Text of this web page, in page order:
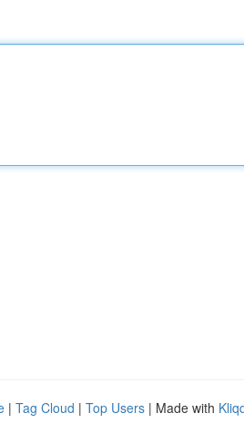
| Tag Cloud | Top Users | Made with